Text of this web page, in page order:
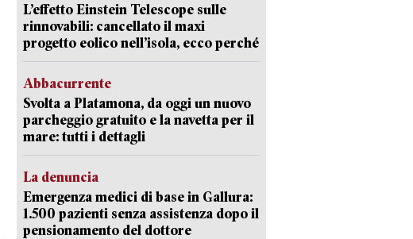
L’effetto Einstein Telescope sulle
rinnovabili: cancellato il maxi
progetto eolico nell’isola, ecco perché
Abbacurrente
Svolta a Platamona, da oggi un nuovo
parcheggio gratuito e la navetta per il
mare: tutti i dettagli
La denuncia
Emergenza medici di base in Gallura:
1.500 pazienti senza assistenza dopo il
pensionamento del dottore